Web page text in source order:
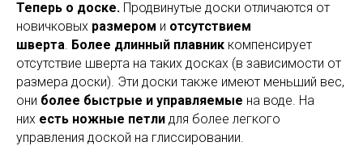
Теперь о доске. Продвинутые доски отличаются от
новичковых размером и отсутствием
шверта. Более длинный плавник компенсирует
отсутствие шверта на таких досках (в зависимости от
размера доски). Эти доски также имеют меньший вес,
они более быстрые и управляемые на воде. На
них есть ножные петли для более легкого
управления доской на глиссировании.